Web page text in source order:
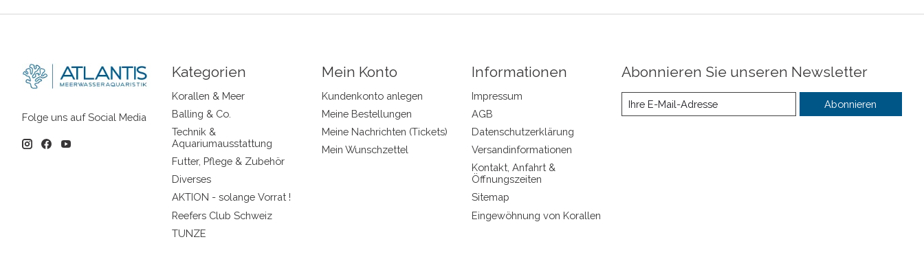
Folge uns auf Social Media
Kategorien
Korallen & Meer
Balling & Co.
Technik &
Aquariumausstattung
Futter, Pflege & Zubehör
Diverses
AKTION - solange Vorrat !
Reefers Club Schweiz
TUNZE
Mein Konto
Kundenkonto anlegen
Meine Bestellungen
Meine Nachrichten (Tickets)
Mein Wunschzettel
Informationen
Impressum
AGB
Datenschutzerklärung
Versandinformationen
Kontakt, Anfahrt &
Öffnungszeiten
Sitemap
Eingewöhnung von Korallen
Abonnieren Sie unseren Newsletter
Abonnieren